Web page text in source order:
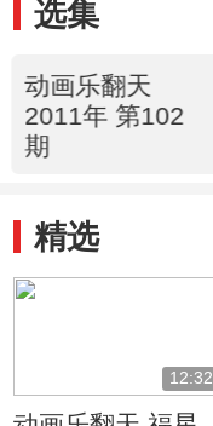
选集
动画乐翻天
2011年 第102
期
精选
12:32